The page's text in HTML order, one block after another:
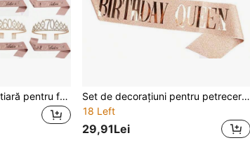
Set 2 bucăți coroană tiară pentru femei de 13, 16, 18, 21, 30, 40, 50, 60, 70, 80 ani, aur roz, cu bentiță, pieptăn de păr, stras și cristal, decorațiune de La la Mulți Anei și aniversare, eșarfă, accesorii pentru petrecere
Set de decorațiuni pentru petrecere de zi de naștere pentru femei, cu coroană strălucitoare cu cristale și stras, eșarfă de regină și accesoriu de păr cu cristale strălucitoare, pentru Crăciun
18 Left
29,91Lei